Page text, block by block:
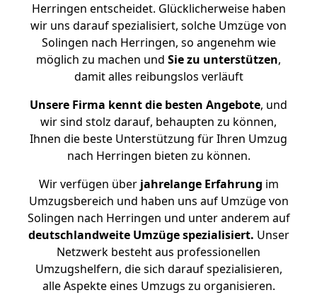
Herringen entscheidet. Glücklicherweise haben
wir uns darauf spezialisiert, solche Umzüge von
Solingen nach Herringen, so angenehm wie
möglich zu machen und Sie zu unterstützen,
damit alles reibungslos verläuft
Unsere Firma kennt die besten Angebote, und
wir sind stolz darauf, behaupten zu können,
Ihnen die beste Unterstützung für Ihren Umzug
nach Herringen bieten zu können.
Wir verfügen überjahrelange Erfahrung im
Umzugsbereich und haben uns auf Umzüge von
Solingen nach Herringen und unter anderem auf
deutschlandweite Umzüge spezialisiert. Unser
Netzwerk besteht aus professionellen
Umzugshelfern, die sich darauf spezialisieren,
alle Aspekte eines Umzugs zu organisieren.